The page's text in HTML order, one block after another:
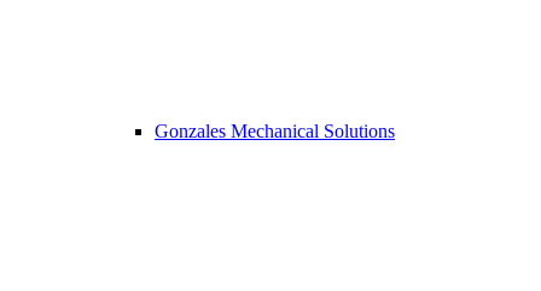
Gonzales Mechanical Solutions